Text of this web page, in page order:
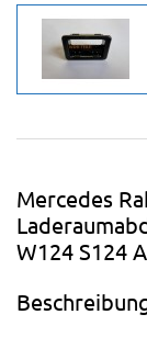
Mercedes
W124 S124